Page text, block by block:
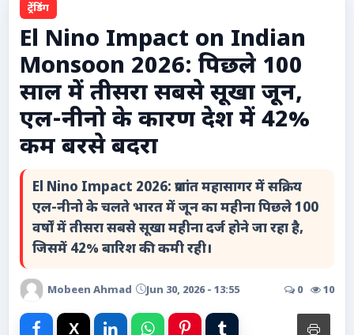
लाइफस्टाइल
वायरल
स्पेशल
साहित्य
विशेष लेख
धर्म और अध्यात्म
Events
ट्रेंडिंग
El Nino Impact on Indian
Monsoon 2026: पिछले 100
साल में तीसरा सबसे सूखा जून,
एल-नीनो के कारण देश में 42%
कम बरसे बदरा
El Nino Impact 2026: प्रशांत महासागर में सक्रिय
एल-नीनो के चलते भारत में जून का महीना पिछले 100
वर्षों में तीसरा सबसे सूखा महीना दर्ज होने जा रहा है,
जिसमें 42% बारिश की कमी रही।
Mobeen Ahmad Jun 30, 2026 - 13:55 0 10